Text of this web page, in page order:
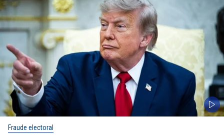
Fraude electoral